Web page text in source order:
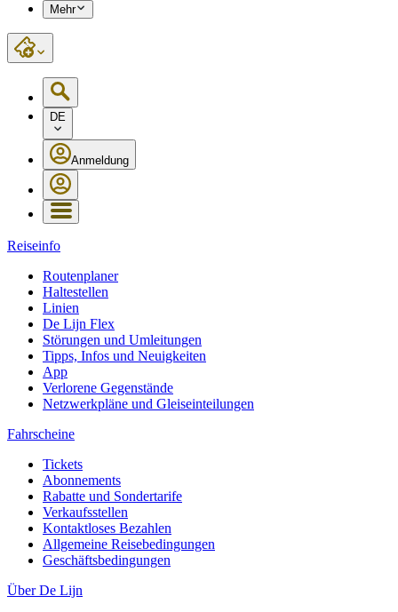
Mehr
DE
Anmeldung
Reiseinfo
Routenplaner
Haltestellen
Linien
De Lijn Flex
Störungen und Umleitungen
Tipps, Infos und Neuigkeiten
App
Verlorene Gegenstände
Netzwerkpläne und Gleiseinteilungen
Fahrscheine
Tickets
Abonnements
Rabatte und Sondertarife
Verkaufsstellen
Kontaktloses Bezahlen
Allgemeine Reisebedingungen
Geschäftsbedingungen
Über De Lijn